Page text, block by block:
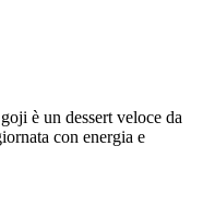
è un dessert veloce da
con energia e